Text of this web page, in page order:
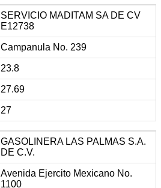
SERVICIO MADITAM SA DE CV
E12738
Campanula No. 239
23.8
27.69
27
GASOLINERA LAS PALMAS S.A.
DE C.V.
Avenida Ejercito Mexicano No.
1100